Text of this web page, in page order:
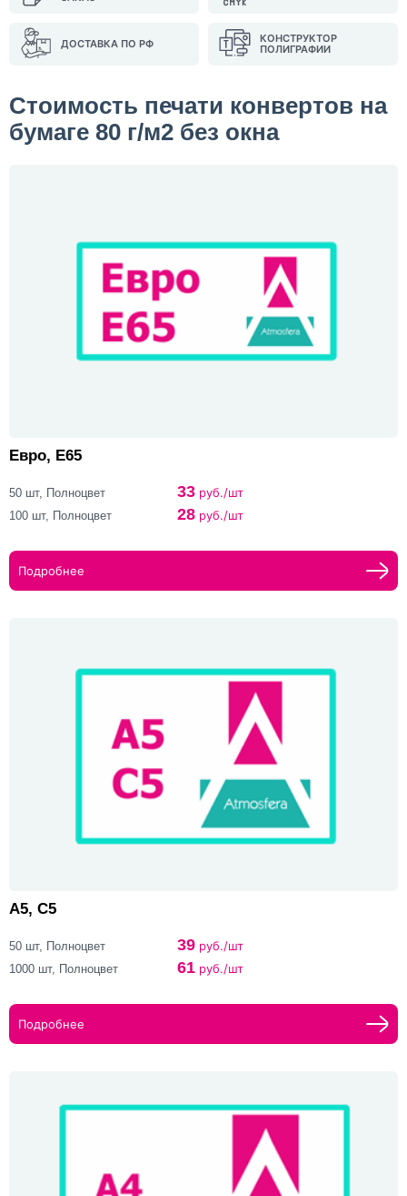
ДОСТАВКА ПО РФ
КОНСТРУКТОР
ПОЛИГРАФИИ
Стоимость печати конвертов на
бумаге 80 г/м2 без окна
Евро, Е65
50 шт, Полноцвет 33 руб./шт
100 шт, Полноцвет 28 руб./шт
Подробнее
A5, C5
50 шт, Полноцвет 39 руб./шт
1000 шт, Полноцвет 61 руб./шт
Подробнее